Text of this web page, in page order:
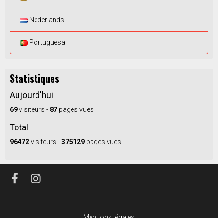
RAULT Valentin - OULMES - 2150 points
DEVAUD Erwann - CC SERIGNE - 1710 points
VEROT Alexis - V3C - 610 points
Nederlands
Portuguesa
Statistiques
Aujourd'hui
69visiteurs - 87 pages vues
Total
96472visiteurs -375129 pages vues